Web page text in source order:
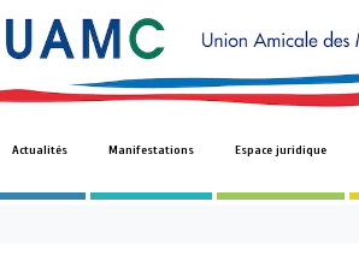
Actualités Manifestations Espace juridique